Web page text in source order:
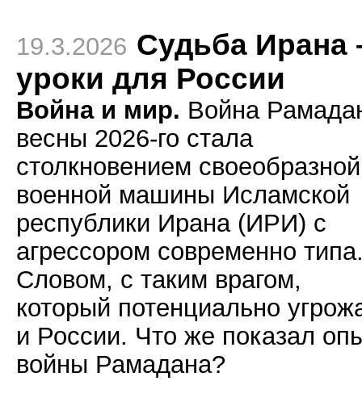
19.3.2026 Судьба Ирана
уроки для России
Война и мир. Война
весны 2026-го стала
столкновением своеобразной
военной машины Исламской
республики Ирана (ИРИ) с
агрессором современно
Словом, с таким врагом,
который потенциально
и России. Что же показал
войны Рамадана?